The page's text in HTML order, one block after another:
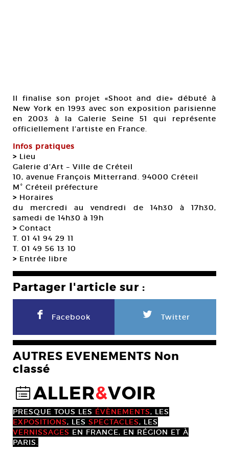
Il finalise son projet «Shoot and die» débuté à
New York en 1993 avec son exposition parisienne
en 2003 à la Galerie Seine 51 qui représente
officiellement l’artiste en France.
Infos pratiques
> Lieu
Galerie d’Art – Ville de Créteil
10, avenue François Mitterrand. 94000 Créteil
M° Créteil préfecture
> Horaires
du mercredi au vendredi de 14h30 à 17h30,
samedi de 14h30 à 19h
> Contact
T. 01 41 94 29 11
T. 01 49 56 13 10
> Entrée libre
Partager l'article sur :
F Facebook L Twitter
AUTRES EVENEMENTS Non
classé
@ALLER&VOIR
PRESQUE TOUS LES ÉVÈNEMENTS, LES
EXPOSITIONS, LES SPECTACLES, LES
VERNISSAGES EN FRANCE, EN RÉGION ET À
PARIS.